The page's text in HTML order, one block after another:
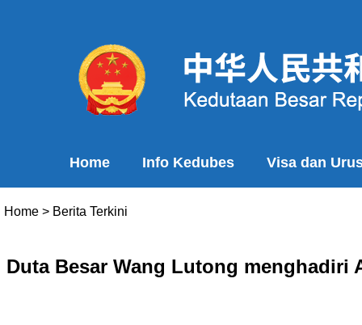
Home Info Kedubes Visa dan
Home > Berita Terkini
Duta Besar Wang Lutong menghadiri